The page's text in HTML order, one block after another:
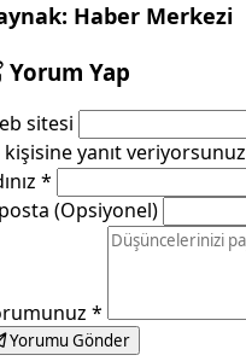
Haber Merkezi
Yorum Yap
sitesi
kişisine yanıt veriyorsunuz
*
(Opsiyonel)
*
Yorumu Gönder